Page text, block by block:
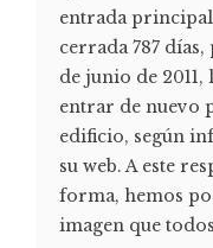
entrada
cerrada 787 días,
de junio de
entrar de nuevo
edificio, según
su web. A este
forma, hemos
imagen que